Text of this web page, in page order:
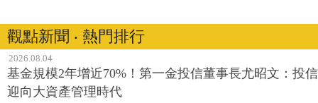
觀點新聞 ‧ 熱門排行
2026.08.04
基金規模2年增近70%！第一金投信董事長尤昭文：投信
迎向大資產管理時代